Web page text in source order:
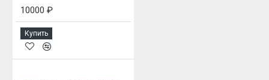
10000 ₽
Купить